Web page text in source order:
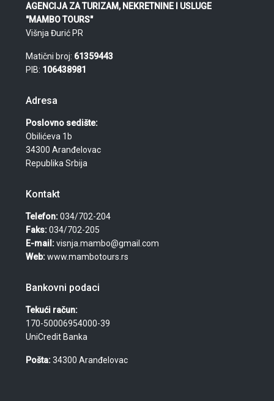
AGENCIJA ZA TURIZAM, NEKRETNINE I USLUGE
"MAMBO TOURS"
Višnja Đurić PR
Matični broj: 61359443
PIB: 106438981
Adresa
Poslovno sedište:
Obilićeva 1b
34300 Aranđelovac
Republika Srbija
Kontakt
Telefon:034/702-204
Faks:034/702-205
E-mail:visnja.mambo@gmail.com
Web:www.mambotours.rs
Bankovni podaci
Tekući račun:
170-50006954000-39
UniCredit Banka
Pošta:34300 Aranđelovac